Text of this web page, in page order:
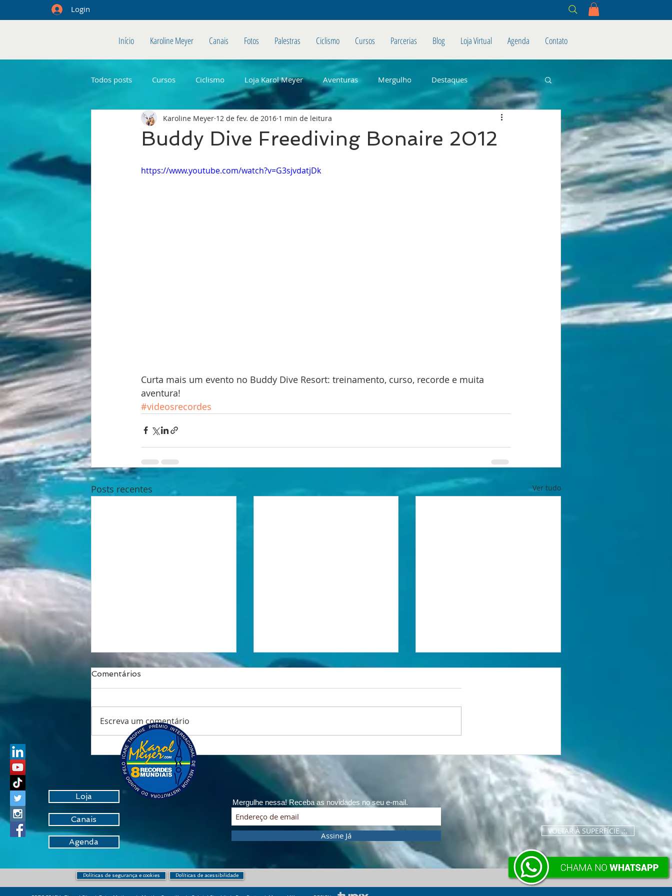
Login
Início Karoline Meyer Canais Fotos Palestras Ciclismo Cursos Parcerias Blog Loja Virtual Agenda Contato
Todos posts Cursos Ciclismo Loja Karol Meyer Aventuras Mergulho Destaques
Buddy Dive Freediving Bonaire 2012
Karoline Meyer 12 de fev. de 2016 1 min de leitura
https://www.youtube.com/watch?v=G3sjvdatjDk
Curta mais um evento no Buddy Dive Resort: treinamento, curso, recorde e muita
aventura!
#videosrecordes
Posts recentes Ver tudo
Respirar é viver: o fôlego
que transforma saúde,
performance e
longevidade
longevidade: o fôlego que
conecta montanha e mar
coragem. 1 Lugar no
Campeonato Brasileiro
Master de XCO
Comentários
Escreva um comentário
Loja
Canais
Agenda
Mergulhe nessa! Receba as novidades no seu e-mail.
Assine Já VOLTAR À SUPERFÍCIE .:.
Políticas de segurança e cookies Políticas de acessibilidade